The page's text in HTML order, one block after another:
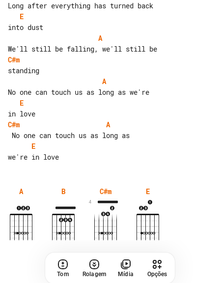
E
A
C#m
A
E
C#m
A
E
A B C#m
4
E
Tom Rolagem Mídia Opções